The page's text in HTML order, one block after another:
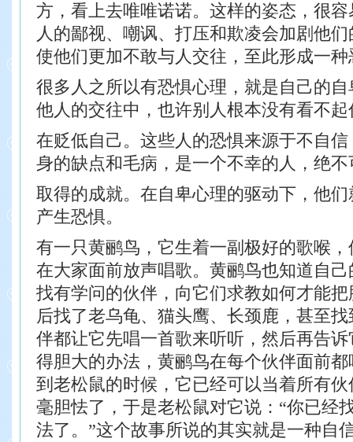
方，看上去唯唯诺诺。这样的姿态，很
人的鄙视、嘲讽、打压和欺凌会加剧他
使他们更加不敢与人交往，至此形成一
很多人之所以有恐惧心理，就是自己的
他人的交往中，也许别人根本没有看不
在贬低自己。这些人的恐惧来源于不自
身的缺点和毛病，是一个不幸的人，绝
取得的成就。在自卑心理的驱动下，他
产生恐惧。
有一只黄鹂鸟，它生着一副极好的歌喉
在大家面前放声唱歌。黄鹂鸟也知道自
找有学问的伙伴，向它们求教如何才能
后找了老乌龟、猫头鹰、长颈鹿，甚至
伴都让它先唱一首歌来听听，然后再告
得胆大的办法，黄鹂鸟在每个伙伴面前
到老松鼠的时候，它已经可以当着所有
毫胆怯了，于是老松鼠对它说：“你已经
法了。”这个故事所说的其实就是一种自